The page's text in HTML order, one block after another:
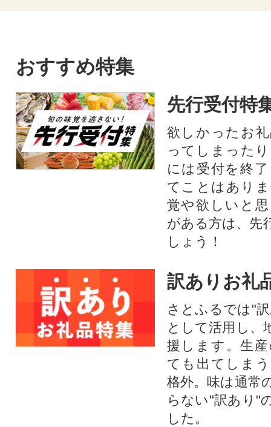
おすすめ特集
先行受付特
欲しかったお
ってしまった
には受付を終
てことはあり
覚や欲しいと
がある方は、先
しょう！
訳ありお礼
さとふるでは"
として活用し、
援します。⽣
ても出てしま
格外。味は通常
らない"訳あり"
した。